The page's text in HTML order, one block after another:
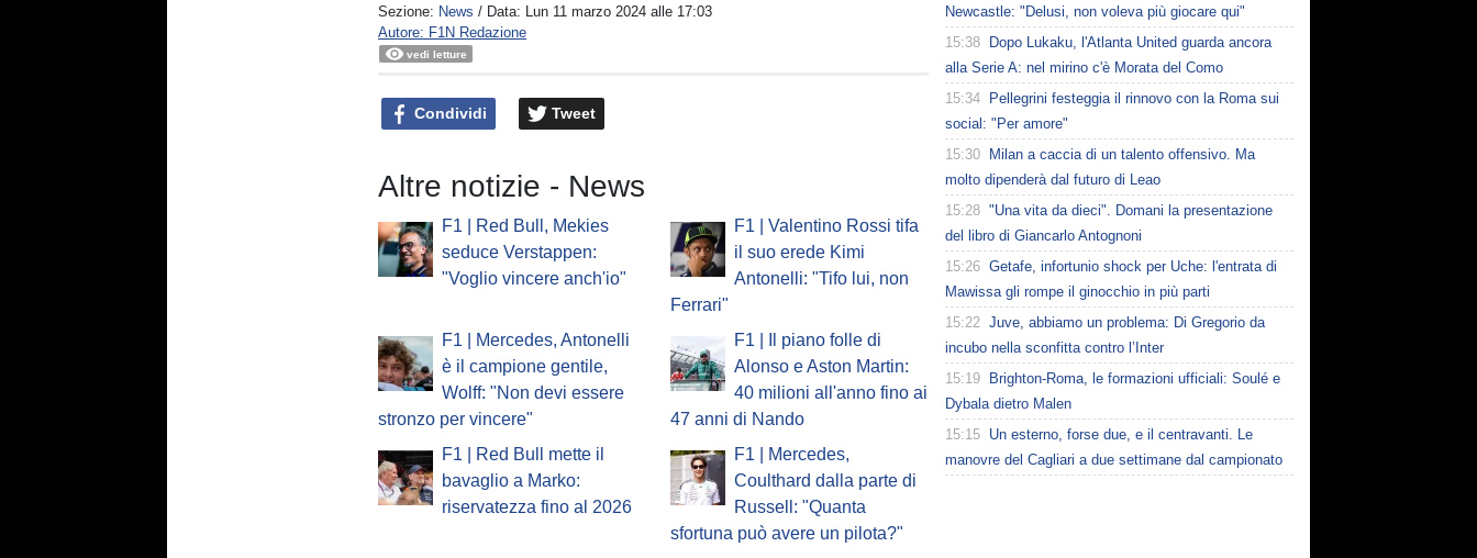
Sezione: News / Data: Lun 11 marzo 2024 alle 17:03
Autore: F1N Redazione
vedi letture
Condividi Tweet
Altre notizie - News
F1 | Red Bull, Mekies
seduce Verstappen:
"Voglio vincere anch'io"
F1 | Valentino Rossi tifa
il suo erede Kimi
Antonelli: "Tifo lui, non
Ferrari"
F1 | Mercedes, Antonelli
è il campione gentile,
Wolff: "Non devi essere
stronzo per vincere"
F1 | Il piano folle di
Alonso e Aston Martin:
40 milioni all'anno fino ai
47 anni di Nando
F1 | Red Bull mette il
bavaglio a Marko:
riservatezza fino al 2026
F1 | Mercedes,
Coulthard dalla parte di
Russell: "Quanta
sfortuna può avere un pilota?"
Newcastle: "Delusi, non voleva più giocare qui"
15:38
Dopo Lukaku, l'Atlanta United guarda ancora
alla Serie A: nel mirino c'è Morata del Como
15:34
Pellegrini festeggia il rinnovo con la Roma sui
social: "Per amore"
15:30
Milan a caccia di un talento offensivo. Ma
molto dipenderà dal futuro di Leao
15:28 "Una vita da dieci". Domani la presentazione
del libro di Giancarlo Antognoni
15:26 Getafe, infortunio shock per Uche: l'entrata di
Mawissa gli rompe il ginocchio in più parti
15:22 Juve, abbiamo un problema: Di Gregorio da
incubo nella sconfitta contro l’Inter
15:19
Brighton-Roma, le formazioni ufficiali: Soulé e
Dybala dietro Malen
15:15 Un esterno, forse due, e il centravanti. Le
manovre del Cagliari a due settimane dal campionato